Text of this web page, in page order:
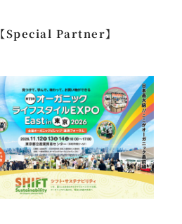
【Special Partner】